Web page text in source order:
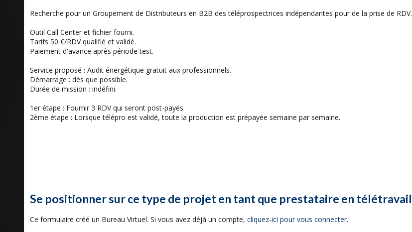
Recherche pour un Groupement de Distributeurs en B2B des téléprospectrices indépendantes pour de la prise de RDV.
Outil Call Center et fichier fourni.
Tarifs 50 €/RDV qualifié et validé.
Paiement d'avance après période test.
Service proposé : Audit énergétique gratuit aux professionnels.
Démarrage : dès que possible.
Durée de mission : indéfini.
1er étape : Fournir 3 RDV qui seront post-payés.
2ème étape : Lorsque télépro est validé, toute la production est prépayée semaine par semaine.
Se positionner sur ce type de projet en tant que prestataire en télétravail
Ce formulaire créé un Bureau Virtuel. Si vous avez déjà un compte, cliquez-ici pour vous connecter.